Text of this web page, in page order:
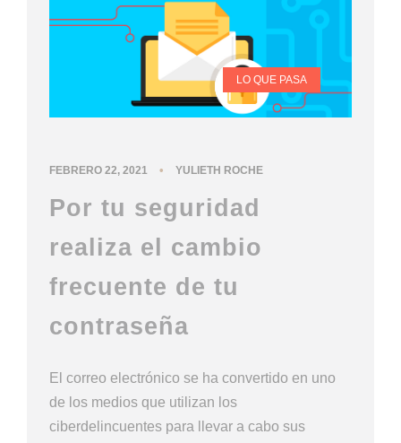
LO QUE PASA
FEBRERO 22, 2021 • YULIETH ROCHE
Por tu seguridad
realiza el cambio
frecuente de tu
contraseña
El correo electrónico se ha convertido en uno
de los medios que utilizan los
ciberdelincuentes para llevar a cabo sus